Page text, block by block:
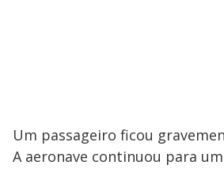
Um passageiro ficou
A aeronave continuou para